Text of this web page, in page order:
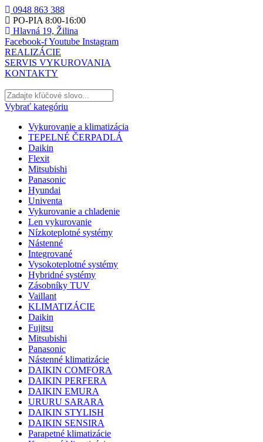
0948 863 388
PO-PIA 8:00-16:00
Hlavná 19, Žilina
Facebook-fYoutube Instagram
REALIZÁCIE
SERVIS VYKUROVANIA
KONTAKTY
Vybrať kategóriu
Vykurovanie a klimatizácia
TEPELNÉ ČERPADLÁ
Daikin
Flexit
Mitsubishi
Panasonic
Hyundai
Univenta
Vykurovanie a chladenie
Len vykurovanie
Nízkoteplotné systémy
Nástenné
Integrované
Vysokoteplotné systémy
Hybridné systémy
Zásobníky TUV
Vaillant
KLIMATIZÁCIE
Daikin
Fujitsu
Mitsubishi
Panasonic
Nástenné klimatizácie
DAIKIN COMFORA
DAIKIN PERFERA
DAIKIN EMURA
URURU SARARA
DAIKIN STYLISH
DAIKIN SENSIRA
Parapetné klimatizácie